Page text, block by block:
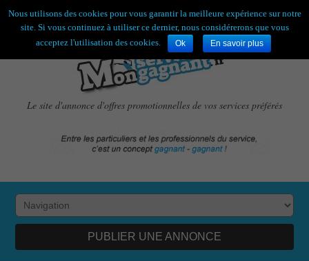
Bienvenue,visiteur ![S'enregistrer|Connexion]
Le site d'annonce d'offres promotionnelles de vos services préférés
PUBLIER UNE ANNONCE
Nous utilisons des cookies pour vous garantir la meilleure expérience sur notre
site. Si vous continuez à utiliser ce dernier, nous considérerons que vous
acceptez l'utilisation des cookies.
Ok En savoir plus